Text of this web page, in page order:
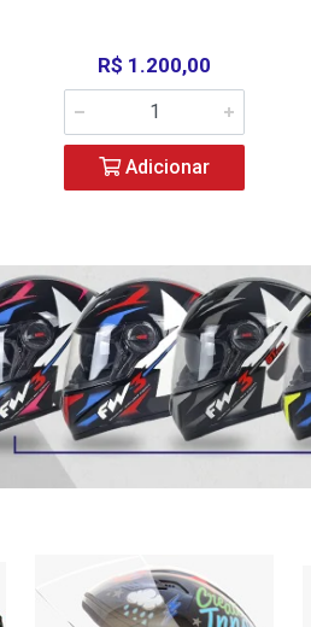
R$ 1.200,00
Adicionar